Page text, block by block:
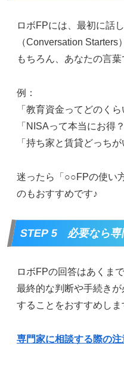
ロボFPには、最初に話
（Conversation Starters
もちろん、あなたの言
例：
「教育資金ってどのくら
「NISAって本当にお得？
「持ち家と賃貸どっちが
迷ったら「○○FPの使い
のもおすすめです♪
STEP 5 必要なら専
ロボFPの回答はあくま
最終的な判断や手続き
することをおすすめしま
専門家に相談する際の注